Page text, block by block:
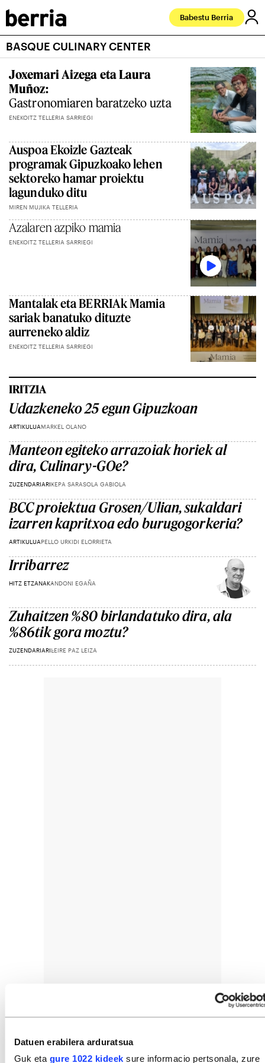
Datuen erabilera arduratsua
Guk eta gure 1022 kideek sure informacio pertsonala, zure
Babestu Berria
BASQUE CULINARY CENTER
Joxemari Aizega eta Laura
Muñoz:
Gastronomiaren baratzeko uzta
ENEKOITZ TELLERIA SARRIEGI
Auspoa Ekoizle Gazteak
programak Gipuzkoako lehen
sektoreko hamar proiektu
lagunduko ditu
MIREN MUJIKA TELLERIA
Azalaren azpiko mamia
ENEKOITZ TELLERIA SARRIEGI
Mantalak eta BERRIAk Mamia
sariak banatuko dituzte
aurreneko aldiz
ENEKOITZ TELLERIA SARRIEGI
IRITZIA
Udazkeneko 25 egun Gipuzkoan
ARTIKULUAMARKEL OLANO
Manteon egiteko arrazoiak horiek al
dira, Culinary-GOe?
ZUZENDARIARIKEPA SARASOLA GABIOLA
BCC proiektua Grosen/Ulian, sukaldari
izarren kapritxoa edo burugogorkeria?
ARTIKULUAPELLO URKIDI ELORRIETA
Irribarrez
HITZ ETZANAKANDONI EGAÑA
Zuhaitzen %80 birlandatuko dira, ala
%86tik gora moztu?
ZUZENDARIARILEIRE PAZ LEIZA